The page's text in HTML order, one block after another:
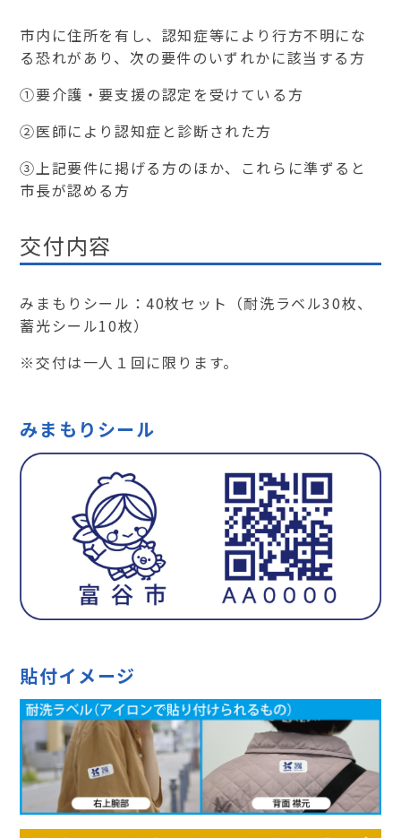
市内に住所を有し、認知症等により行方不明にな
る恐れがあり、次の要件のいずれかに該当する方
①要介護・要支援の認定を受けている方
②医師により認知症と診断された方
③上記要件に掲げる方のほか、これらに準ずると
市長が認める方
交付内容
みまもりシール：40枚セット（耐洗ラベル30枚、
蓄光シール10枚）
※交付は一人１回に限ります。
みまもりシール
貼付イメージ